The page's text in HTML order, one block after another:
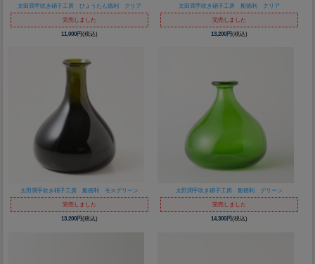
太田潤手吹き硝子工房 ひょうたん徳利 クリア
完売しました
11,000円(税込)
太田潤手吹き硝子工房 船徳利 クリア
完売しました
13,200円(税込)
太田潤手吹き硝子工房 船徳利 モスグリーン
完売しました
13,200円(税込)
太田潤手吹き硝子工房 船徳利 グリーン
完売しました
14,300円(税込)